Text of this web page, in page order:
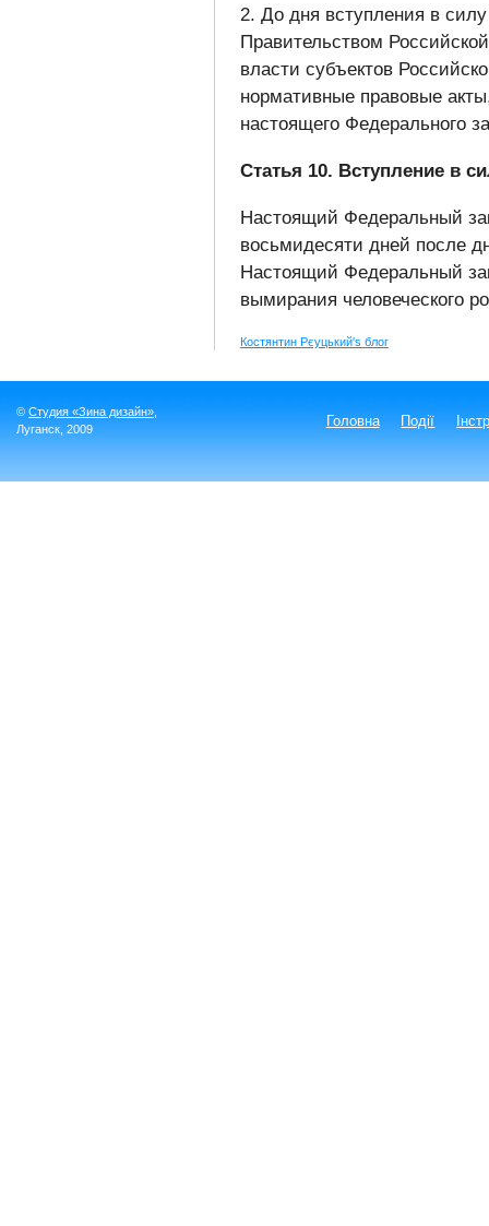
2. До дня вступления в
Правительством
власти субъектов
нормативные правовые
настоящего Федерального
Статья 10. Вступление в
Настоящий Федеральный
восьмидесяти дней после
Настоящий Федеральный
вымирания человеческого
Костянтин Рєуцький's блог
© Студия «Зина дизайн»
Луганск , 2009 Головна Події